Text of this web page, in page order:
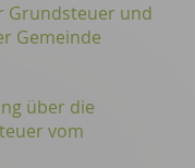
Grundsteuer und
Gemeinde
über die
vom